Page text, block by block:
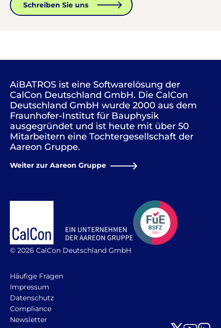
Schreiben Sie uns
AiBATROS ist eine Softwarelösung der
CalCon Deutschland GmbH. Die CalCon
Deutschland GmbH wurde 2000 aus dem
Fraunhofer-Institut für Bauphysik
ausgegründet und ist heute mit über 50
Mitarbeitern eine Tochtergesellschaft der
Aareon Gruppe.
Weiter zur Aareon Gruppe
© 2026 CalCon Deutschland GmbH
Häufige Fragen
Impressum
Datenschutz
Compliance
Newsletter